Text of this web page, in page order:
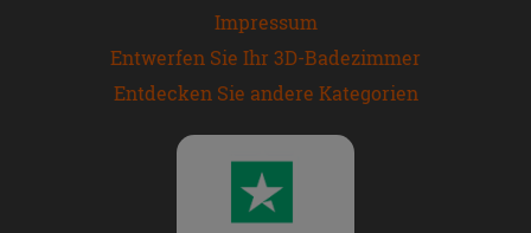
Impressum
Entwerfen Sie Ihr 3D-Badezimmer
Entdecken Sie andere Kategorien